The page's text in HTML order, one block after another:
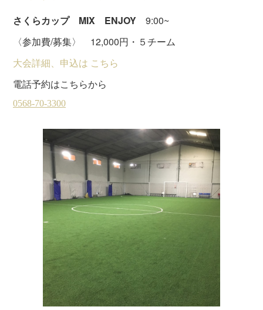
さくらカップ MIX ENJOY 9:00~
〈参加費/募集〉 12,000円・５チーム
大会詳細、申込は こちら
電話予約はこちらから